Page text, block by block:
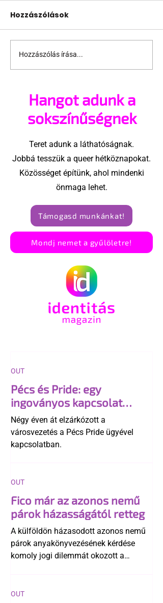
Miért ne flörtölhetne
egy nő önmagával?
Hozzászólások
Hozzászólás írása...
Hangot adunk a
sokszínűségnek
Teret adunk a láthatóságnak.
Jobbá tesszük a queer hétköznapokat.
Közösséget építünk, ahol mindenki
önmaga lehet.
Támogasd munkánkat!
Mondj nemet a gyűlöletre!
Pécs és Pride: egy
ingoványos kapcsolat
története
Négy éven át elzárkózott a
városvezetés a Pécs Pride ügyével
kapcsolatban.
OUT
Fico már az azonos nemű
párok házasságától retteg
A külföldön házasodott azonos nemű
párok anyakönyvezésének kérdése
komoly jogi dilemmát okozott a
egyértelműen tiltja a házasságuk
OUT
OUT